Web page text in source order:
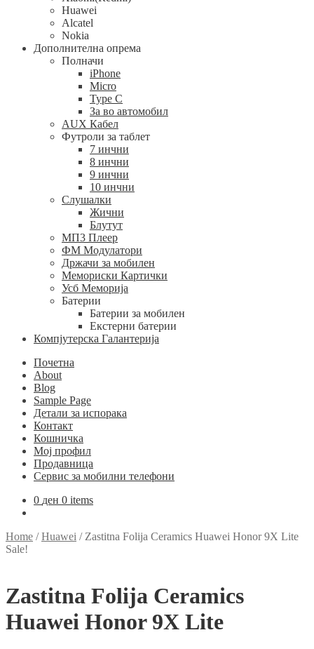
Huawei
Alcatel
Nokia
Дополнителна опрема
Полначи
iPhone
Micro
Type C
За во автомобил
AUX Кабел
Футроли за таблет
7 инчни
8 инчни
9 инчни
10 инчни
Слушалки
Жични
Блутут
МП3 Плеер
ФМ Модулатори
Држачи за мобилен
Мемориски Картички
Усб Меморија
Батерии
Батерии за мобилен
Екстерни батерии
Компјутерска Галантерија
Почетна
About
Blog
Sample Page
Детали за испорака
Контакт
Кошничка
Мој профил
Продавница
Сервис за мобилни телефони
0 ден 0 items
Home /Huawei / Zastitna Folija Ceramics Huawei Honor 9X Lite
Sale!
Zastitna Folija Ceramics
Huawei Honor 9X Lite